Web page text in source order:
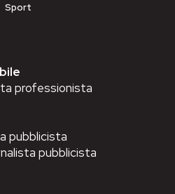
Sport
professionista
pubblicista
pubblicista